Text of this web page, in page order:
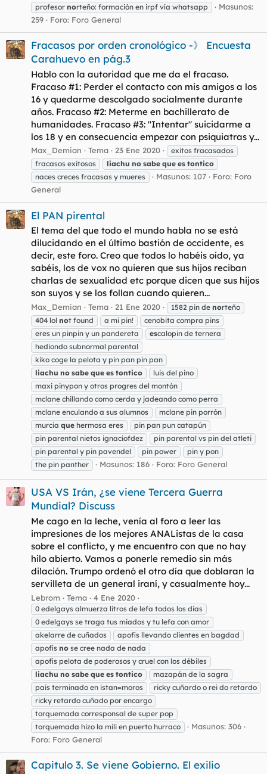
profesor norteño: formación en irpf vía whatsapp
Masunos:
259
Foro: Foro General
Fracasos por orden cronológico -》 Encuesta
Carahuevo en pág.3
Hablo con la autoridad que me da el fracaso.
Fracaso #1: Perder el contacto con mis amigos a los
16 y quedarme descolgado socialmente durante
años. Fracaso #2: Meterme en bachillerato de
humanidades. Fracaso #3: "Intentar" suicidarme a
los 18 y en consecuencia empezar con psiquiatras y...
Max_Demian Tema 23 Ene 2020
exitos fracasados
fracasos exitosos
liachu no sabe que es tontico
naces creces fracasas y mueres
Masunos: 107 Foro: Foro
General
El PAN pirental
El tema del que todo el mundo habla no se está
dilucidando en el último bastión de occidente, es
decir, este foro. Creo que todos lo habéis oído, ya
sabéis, los de vox no quieren que sus hijos reciban
charlas de sexualidad etc porque dicen que sus hijos
son suyos y se los follan cuando quieren...
Max_Demian Tema 21 Ene 2020 1582 pin de norteño
404 lol not found a mi pin!
cenobita compra pins
eres un pinpin y un pandereta
escalopin de ternera
hediondo subnormal parental
kiko coge la pelota y pin pan pin pan
liachu no sabe que es tontico
luis del pino
maxi pinypon y otros progres del montón
mclane chillando como cerda y jadeando como perra
mclane enculando a sus alumnos
mclane pin porrón
murcia que hermosa eres
pin pan pun catapún
pin parental nietos ignaciofdez
pin parental vs pin del atleti
pin parental y pin pavendel
pin power
pin y pon
the pin panther
Masunos: 186 Foro: Foro General
USA VS Irán, ¿se viene Tercera Guerra
Mundial? Discuss
Me cago en la leche, venía al foro a leer las
impresiones de los mejores ANAListas de la casa
sobre el conflicto, y me encuentro con que no hay
hilo abierto. Vamos a ponerle remedio sin más
dilación. Trumpo ordenó el otro día que doblaran la
servilleta de un general iraní, y casualmente hoy...
Lebrom Tema 4 Ene 2020
0 edelgays almuerza litros de lefa todos los dias
0 edelgays se traga tus miados y tu lefa con amor
akelarre de cuñados
apofis llevando clientes en bagdad
apofis no se cree nada de nada
apofis pelota de poderosos y cruel con los débiles
liachu no sabe que es tontico
mazapán de la sagra
pais terminado en istan=moros
ricky cuñardo o rei do retardo
ricky retardo cuñado por encargo
torquemada corresponsal de super pop
torquemada hizo la mili en puerto hurraco
Masunos: 306
Foro: Foro General
Capitulo 3. Se viene Gobierno. El exilio